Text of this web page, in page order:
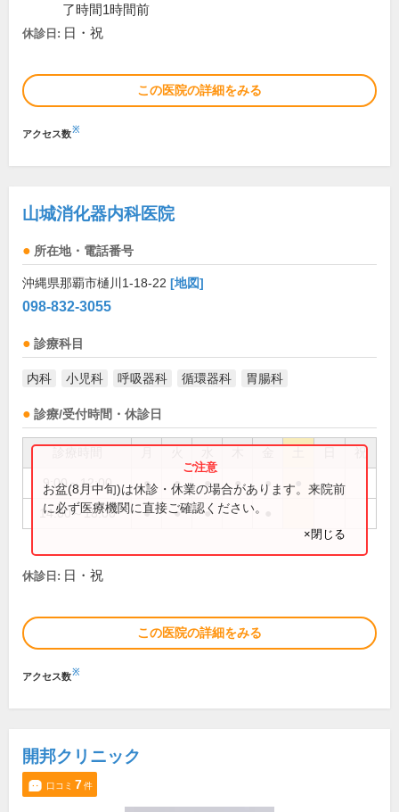
了時間1時間前
休診日: 日・祝
この医院の詳細をみる
アクセス数※
山城消化器内科医院
所在地・電話番号
沖縄県那覇市樋川1-18-22 [地図]
098-832-3055
診療科目
内科 小児科 呼吸器科 循環器科 胃腸科
診療/受付時間・休診日
祝
9:00～12:00 ● ● ● ● ●
14:00～18:00 ● ● ●
お盆(8月中旬)は休診・休業の場合があります。来院前
に必ず医療機関に直接ご確認ください。
×閉じる
休診日: 日・祝
この医院の詳細をみる
アクセス数※
開邦クリニック
口コミ 7件